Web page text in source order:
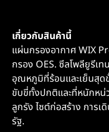
เกี่ยวกับสินค้านี้
แผ่นกรองอากาศ WIX
กรอง OES. ซีลโพลียูรีเ
อุณหภูมิที่ร้อนและเย็นสุด
ขับขี่ทั้งปกติและที่หนักหน่
ลูกรัง ไซต์ก่อสร้าง การเ
รัฐ.